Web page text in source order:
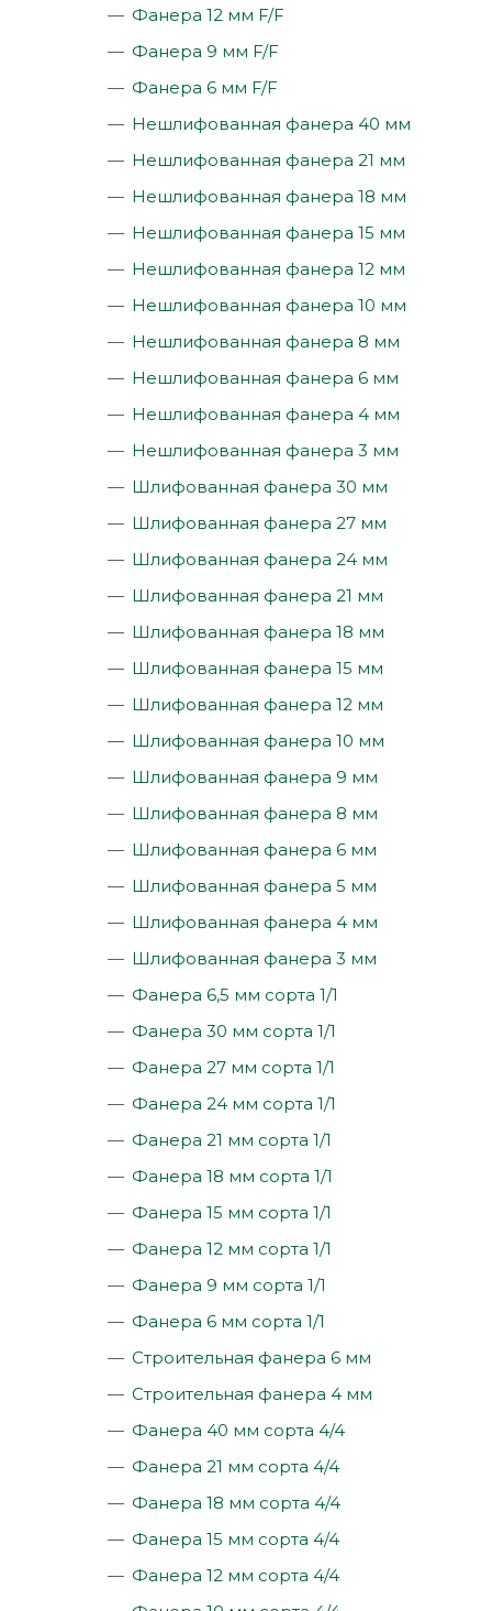
Фанера 12 мм F/F
Фанера 9 мм F/F
Фанера 6 мм F/F
Нешлифованная фанера 40 мм
Нешлифованная фанера 21 мм
Нешлифованная фанера 18 мм
Нешлифованная фанера 15 мм
Нешлифованная фанера 12 мм
Нешлифованная фанера 10 мм
Нешлифованная фанера 8 мм
Нешлифованная фанера 6 мм
Нешлифованная фанера 4 мм
Нешлифованная фанера 3 мм
Шлифованная фанера 30 мм
Шлифованная фанера 27 мм
Шлифованная фанера 24 мм
Шлифованная фанера 21 мм
Шлифованная фанера 18 мм
Шлифованная фанера 15 мм
Шлифованная фанера 12 мм
Шлифованная фанера 10 мм
Шлифованная фанера 9 мм
Шлифованная фанера 8 мм
Шлифованная фанера 6 мм
Шлифованная фанера 5 мм
Шлифованная фанера 4 мм
Шлифованная фанера 3 мм
Фанера 6,5 мм сорта 1/1
Фанера 30 мм сорта 1/1
Фанера 27 мм сорта 1/1
Фанера 24 мм сорта 1/1
Фанера 21 мм сорта 1/1
Фанера 18 мм сорта 1/1
Фанера 15 мм сорта 1/1
Фанера 12 мм сорта 1/1
Фанера 9 мм сорта 1/1
Фанера 6 мм сорта 1/1
Строительная фанера 6 мм
Строительная фанера 4 мм
Фанера 40 мм сорта 4/4
Фанера 21 мм сорта 4/4
Фанера 18 мм сорта 4/4
Фанера 15 мм сорта 4/4
Фанера 12 мм сорта 4/4